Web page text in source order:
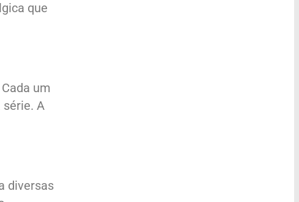
que
um
A
diversas